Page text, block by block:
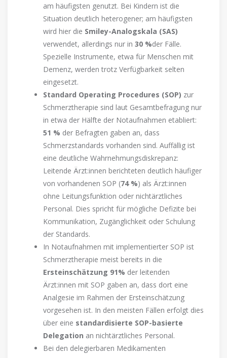
am häufigsten genutzt. Bei Kindern ist die
Situation deutlich heterogener; am häufigsten
wird hier die Smiley-Analogskala (SAS)
verwendet, allerdings nur in 30 %der Fälle.
Spezielle Instrumente, etwa für Menschen mit
Demenz, werden trotz Verfügbarkeit selten
eingesetzt.
Standard Operating Procedures (SOP) zur
Schmerztherapie sind laut Gesamtbefragung nur
in etwa der Hälfte der Notaufnahmen etabliert:
51 % der Befragten gaben an, dass
Schmerzstandards vorhanden sind. Auffällig ist
eine deutliche Wahrnehmungsdiskrepanz:
Leitende Ärzt:innen berichteten deutlich häufiger
von vorhandenen SOP (74 %) als Ärzt:innen
ohne Leitungsfunktion oder nichtärztliches
Personal. Dies spricht für mögliche Defizite bei
Kommunikation, Zugänglichkeit oder Schulung
der Standards.
In Notaufnahmen mit implementierter SOP ist
Schmerztherapie meist bereits in die
Ersteinschätzung 91% der leitenden
Ärzt:innen mit SOP gaben an, dass dort eine
Analgesie im Rahmen der Ersteinschätzung
vorgesehen ist. In den meisten Fällen erfolgt dies
über eine standardisierte SOP-basierte
Delegation an nichtärztliches Personal.
Bei den delegierbaren Medikamenten